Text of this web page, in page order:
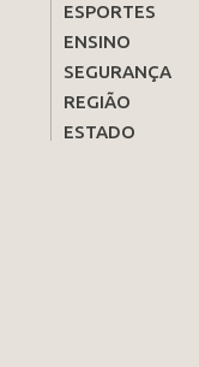
ESPORTES
ENSINO
SEGURANÇA
REGIÃO
ESTADO